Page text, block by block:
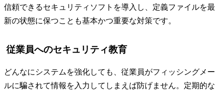
信頼できるセキュリティソフトを導入し、定義ファイルを最
新の状態に保つことも基本かつ重要な対策です。
従業員へのセキュリティ教育
どんなにシステムを強化しても、従業員がフィッシングメー
ルに騙されて情報を入力してしまえば防げません。定期的な